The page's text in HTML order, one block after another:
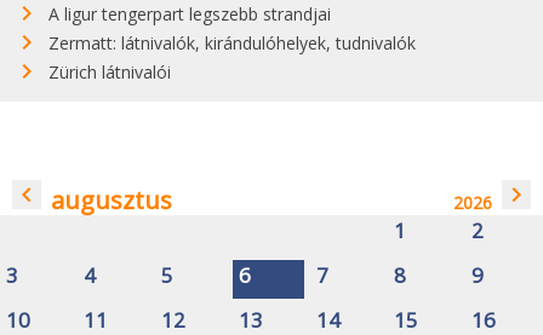
A ligur tengerpart legszebb strandjai
Zermatt: látnivalók, kirándulóhelyek, tudnivalók
Zürich látnivalói
navigate_before augusztus 2026 navigate_next
1
2
3
4 5 6 7 8
9
10
11 12 13 14 15
16